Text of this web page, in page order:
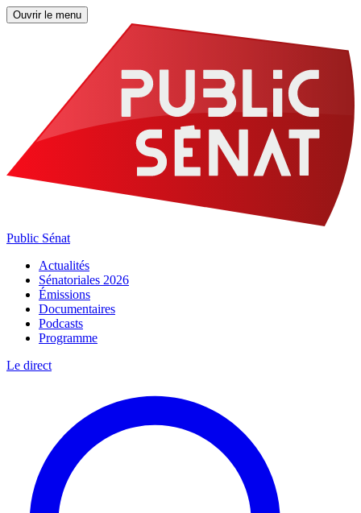
Ouvrir le menu
Public Sénat
Actualités
Sénatoriales 2026
Émissions
Documentaires
Podcasts
Programme
Le direct